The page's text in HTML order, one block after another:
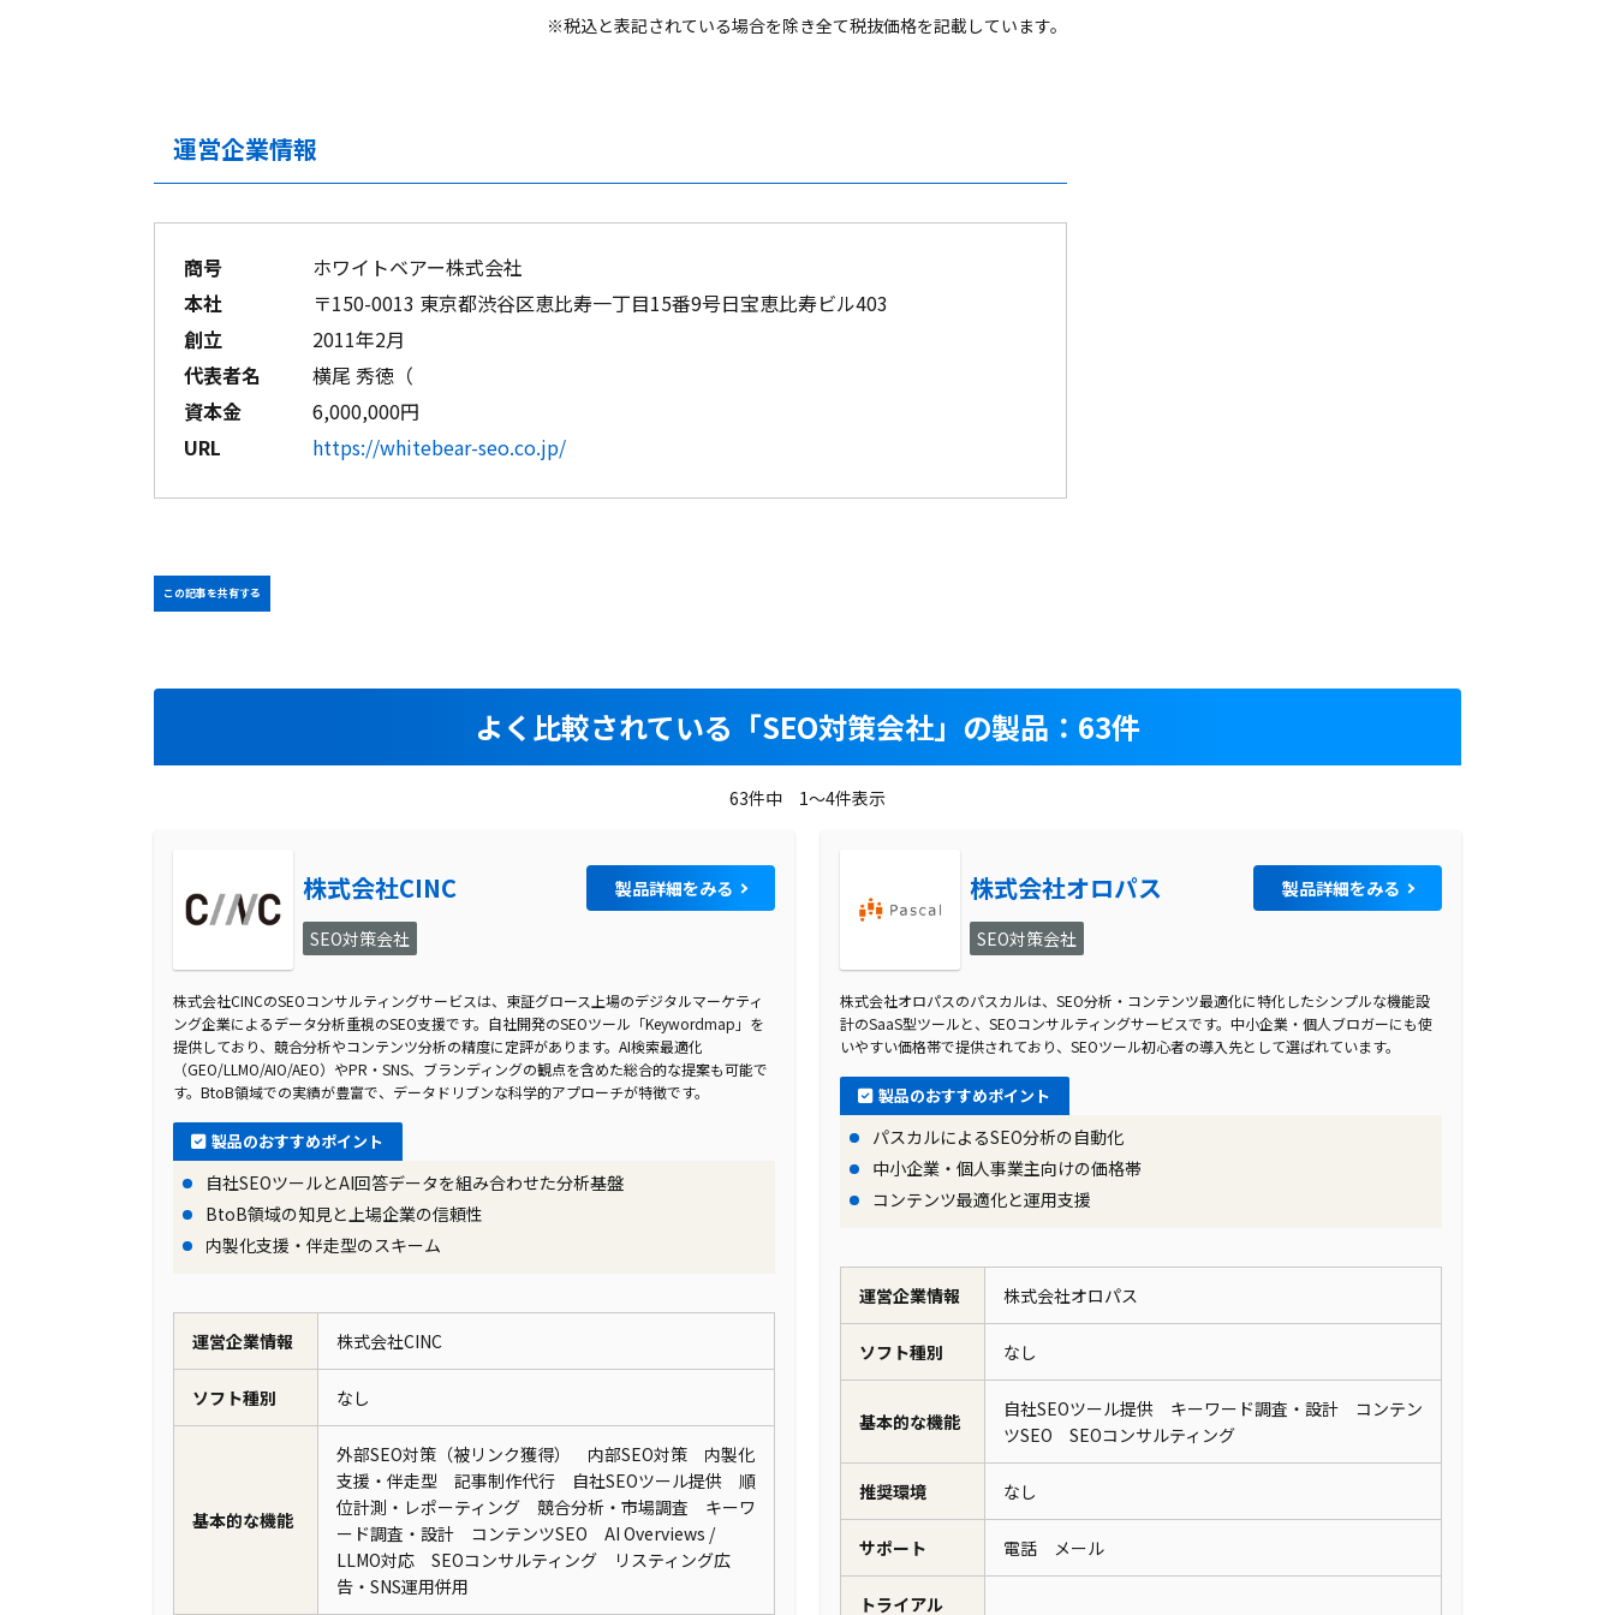
※税込と表記されている場合を除き全て税抜価格を記載しています。
運営企業情報
商号
ホワイトベアー株式会社
本社
〒150-0013 東京都渋谷区恵比寿一丁目15番9号日宝恵比寿ビル403
創立
2011年2月
代表者名
横尾 秀徳（
資本金
6,000,000円
URL
https://whitebear-seo.co.jp/
この記事を共有する
よく比較されている 「SEO対策会社」の製品：63件
63件中 1～4件表示
株式会社CINC 製品詳細をみる
SEO対策会社
株式会社CINCのSEOコンサルティングサービスは、東証グロース上場のデジタルマーケティ
ング企業によるデータ分析重視のSEO支援です。自社開発のSEOツール「Keywordmap」を
提供しており、競合分析やコンテンツ分析の精度に定評があります。AI検索最適化
（GEO/LLMO/AIO/AEO）やPR・SNS、ブランディングの観点を含めた総合的な提案も可能で
す。BtoB領域での実績が豊富で、データドリブンな科学的アプローチが特徴です。
製品のおすすめポイント
自社SEOツールとAI回答データを組み合わせた分析基盤
BtoB領域の知見と上場企業の信頼性
内製化支援・伴走型のスキーム
運営企業情報 株式会社CINC
ソフト種別 なし
基本的な機能
外部SEO対策（被リンク獲得） 内部SEO対策 内製化
支援・伴走型 記事制作代行 自社SEOツール提供 順
位計測・レポーティング 競合分析・市場調査 キーワ
ード調査・設計 コンテンツSEO AI Overviews /
LLMO対応 SEOコンサルティング リスティング広
告・SNS運用併用
株式会社オロパス 製品詳細をみる
SEO対策会社
株式会社オロパスのパスカルは、SEO分析・コンテンツ最適化に特化したシンプルな機能設
計のSaaS型ツールと、SEOコンサルティングサービスです。中小企業・個人ブロガーにも使
いやすい価格帯で提供されており、SEOツール初心者の導入先として選ばれています。
製品のおすすめポイント
パスカルによるSEO分析の自動化
中小企業・個人事業主向けの価格帯
コンテンツ最適化と運用支援
運営企業情報 株式会社オロパス
ソフト種別 なし
基本的な機能
自社SEOツール提供 キーワード調査・設計 コンテン
ツSEO SEOコンサルティング
推奨環境 なし
サポート 電話 メール
トライアル